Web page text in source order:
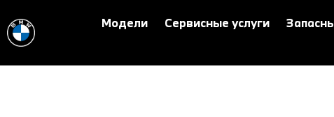
Модели Сервисные услуги